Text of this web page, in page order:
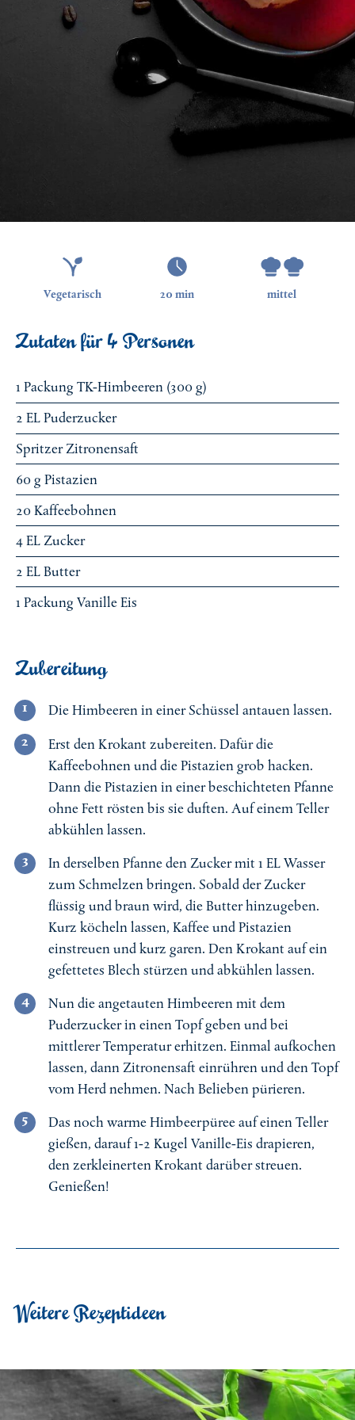
Unser Klima-Bewusstsein
Vegetarisch 20 min mittel
Zutaten für 4 Personen
1 Packung TK-Himbeeren (300 g)
2 EL Puderzucker
Spritzer Zitronensaft
60 g Pistazien
20 Kaffeebohnen
4 EL Zucker
2 EL Butter
1 Packung Vanille Eis
Zubereitung
Die Himbeeren in einer Schüssel antauen lassen.
Erst den Krokant zubereiten. Dafür die
Kaffeebohnen und die Pistazien grob hacken.
Dann die Pistazien in einer beschichteten Pfanne
ohne Fett rösten bis sie duften. Auf einem Teller
abkühlen lassen.
In derselben Pfanne den Zucker mit 1 EL Wasser
zum Schmelzen bringen. Sobald der Zucker
flüssig und braun wird, die Butter hinzugeben.
Kurz köcheln lassen, Kaffee und Pistazien
einstreuen und kurz garen. Den Krokant auf ein
gefettetes Blech stürzen und abkühlen lassen.
Nun die angetauten Himbeeren mit dem
Puderzucker in einen Topf geben und bei
mittlerer Temperatur erhitzen. Einmal aufkochen
lassen, dann Zitronensaft einrühren und den Topf
vom Herd nehmen. Nach Belieben pürieren.
Das noch warme Himbeerpüree auf einen Teller
gießen, darauf 1-2 Kugel Vanille-Eis drapieren,
den zerkleinerten Krokant darüber streuen.
Genießen!
Weitere Rezeptideen